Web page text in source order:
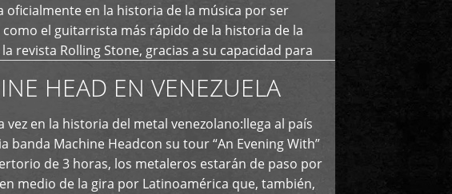
oficialmente en la historia de la música por ser
el guitarrista más rápido de la historia de la
revista Rolling Stone, gracias a su capacidad para
HEAD EN VENEZUELA
vez en la historia del metal venezolano:llega al país
banda Machine Headcon su tour “An Evening With”
de 3 horas, los metaleros estarán de paso por
medio de la gira por Latinoamérica que, también,